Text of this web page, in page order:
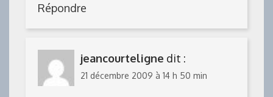
Répondre
jeancourteligne dit :
21 décembre 2009 à 14 h 50 min